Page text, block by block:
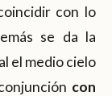
con lo
se da la
el medio cielo
con